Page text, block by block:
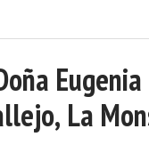
Eugenia
La